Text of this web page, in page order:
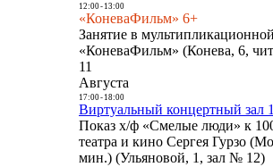
12:00- 13:00
«КоневаФильм» 6+
Занятие в
«КоневаФильм» (Конева, 6,
11
Августа
17:00- 18:00
Виртуальный концертный зал
Показ х/ф «Смелые люди» к
театра и кино Сергея Гурзо
мин.) (Ульяновой, 1, зал № 12)